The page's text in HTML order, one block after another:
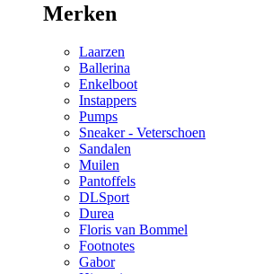
Merken
Laarzen
Ballerina
Enkelboot
Instappers
Pumps
Sneaker - Veterschoen
Sandalen
Muilen
Pantoffels
DLSport
Durea
Floris van Bommel
Footnotes
Gabor